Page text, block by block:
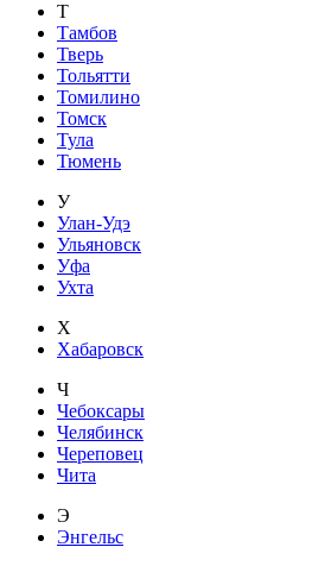
Т
Тамбов
Тверь
Тольятти
Томилино
Томск
Тула
Тюмень
У
Улан-Удэ
Ульяновск
Уфа
Ухта
Х
Хабаровск
Ч
Чебоксары
Челябинск
Череповец
Чита
Э
Энгельс